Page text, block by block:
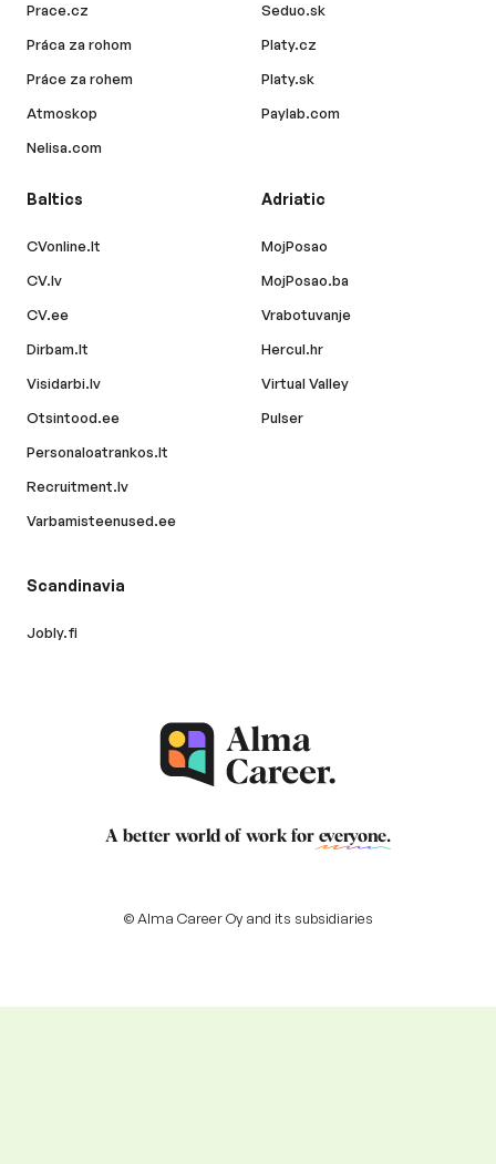
Prace.cz
Práca za rohom
Práce za rohem
Atmoskop
Nelisa.com
Seduo.sk
Platy.cz
Platy.sk
Paylab.com
Baltics
CVonline.lt
CV.lv
CV.ee
Dirbam.lt
Visidarbi.lv
Otsintood.ee
Personaloatrankos.lt
Recruitment.lv
Varbamisteenused.ee
Adriatic
MojPosao
MojPosao.ba
Vrabotuvanje
Hercul.hr
Virtual Valley
Pulser
Scandinavia
Jobly.fi
A better world of work for everyone.
© Alma Career Oy and its subsidiaries